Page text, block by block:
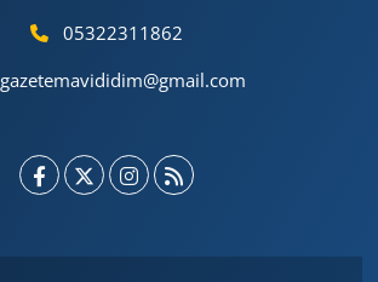
05322311862
gazetemavididim@gmail.com